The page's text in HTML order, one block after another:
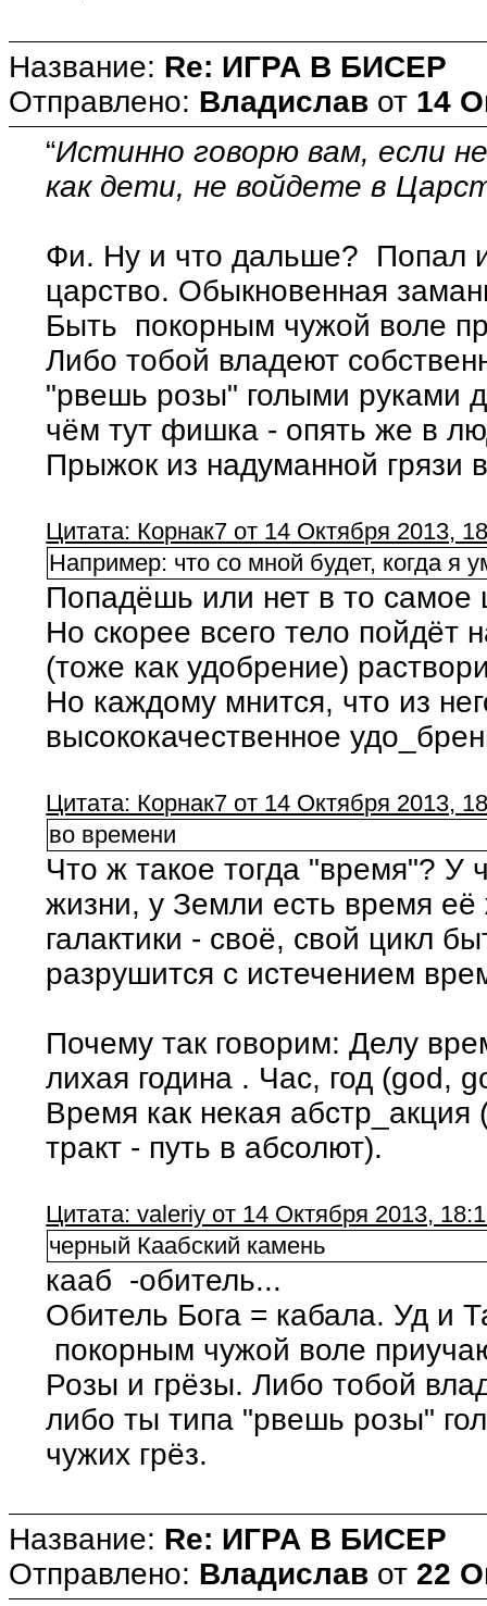
Название: Re: ИГРА В БИСЕР
Отправлено: Владислав от 14
“Истинно говорю вам, если
как дети, не войдете в
Фи. Ну и что дальше? Попал
царство. Обыкновенная
Быть покорным чужой воле
Либо тобой владеют
"рвешь розы" голыми руками
чём тут фишка - опять же в
Прыжок из надуманной грязи
Цитата: Корнак7 от 14 Октября 2013,
Например: что со мной будет, когда я
Попадёшь или нет в то самое
Но скорее всего тело пойдёт
(тоже как удобрение)
Но каждому мнится, что из
высококачественное
Цитата: Корнак7 от 14 Октября 2013,
во времени
Что ж такое тогда "время"? У
жизни, у Земли есть время
галактики - своё, свой цикл
разрушится с истечением
Почему так говорим: Делу
лихая година . Час, год (god,
Время как некая абстр_акция
тракт - путь в абсолют).
Цитата: valeriy от 14 Октября 2013,
черный Каабский камень
кааб -обитель...
Обитель Бога = кабала. Уд и
покорным чужой воле
Розы и грёзы. Либо тобой
либо ты типа "рвешь розы"
чужих грёз.
Название: Re: ИГРА В БИСЕР
Отправлено: Владислав от 22